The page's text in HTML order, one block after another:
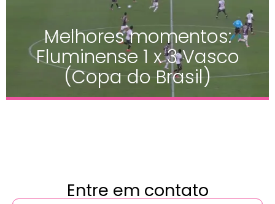
Melhores momentos:
Fluminense 1 x 3 Vasco
(Copa do Brasil)
Entre em contato